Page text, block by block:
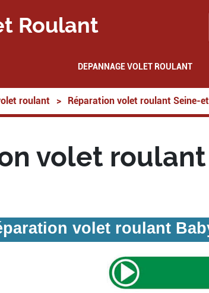
Roulant
DEPANNAGE VOLET ROULANT
roulant > Réparation volet roulant Seine-
volet roulant
volet roulant